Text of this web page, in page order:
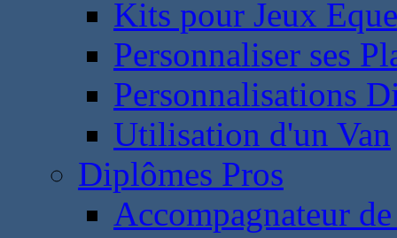
Kits pour Jeux
Personnaliser ses
Personnalisations
Utilisation d'un Van
Diplômes Pros
Accompagnateur